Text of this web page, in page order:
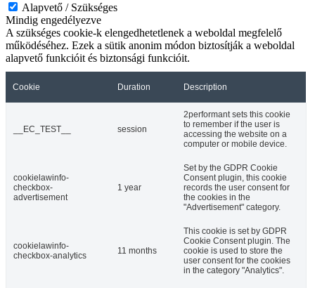
Alapvető / Szükséges
Mindig engedélyezve
A szükséges cookie-k elengedhetetlenek a weboldal megfelelő
működéséhez. Ezek a sütik anonim módon biztosítják a weboldal
alapvető funkcióit és biztonsági funkcióit.
Cookie Duration Description
__EC_TEST__ session
2performant sets this cookie
to remember if the user is
accessing the website on a
computer or mobile device.
cookielawinfo-
checkbox-
advertisement
1 year
Set by the GDPR Cookie
Consent plugin, this cookie
records the user consent for
the cookies in the
"Advertisement" category.
cookielawinfo-
checkbox-analytics
11 months
This cookie is set by GDPR
Cookie Consent plugin. The
cookie is used to store the
user consent for the cookies
in the category "Analytics".